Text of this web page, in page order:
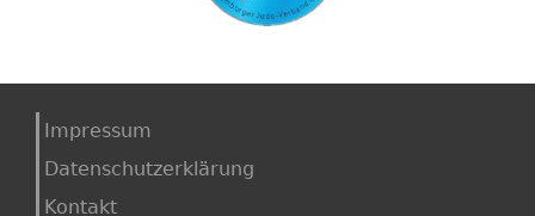
Impressum
Datenschutzerklärung
Kontakt